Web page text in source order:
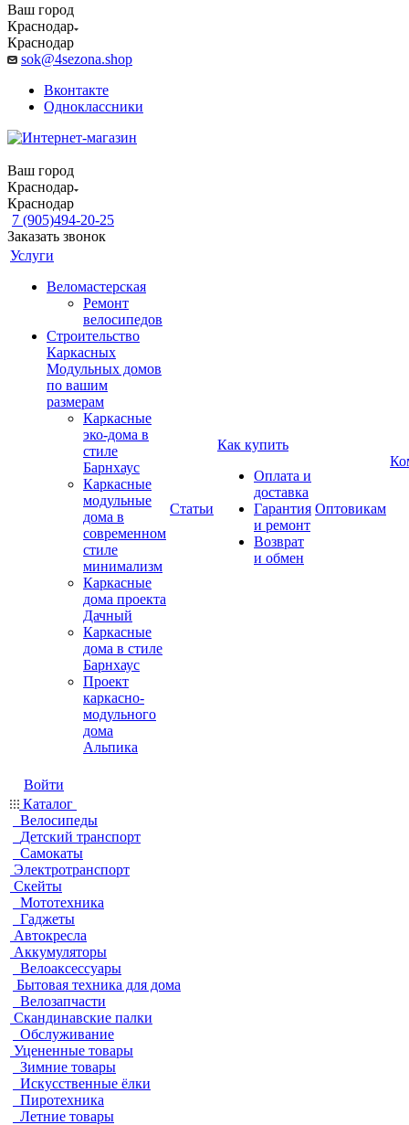
Ваш город
Краснодар
Краснодар
sok@4sezona.shop
Вконтакте
Одноклассники
Ваш город
Краснодар
Краснодар
7 (905)494-20-25
Заказать звонок
Услуги
Веломастерская
Ремонт
велосипедов
Строительство
Каркасных
Модульных домов
по вашим
размерам
Каркасные
эко-дома в
стиле
Барнхаус
Каркасные
модульные
дома в
современном
стиле
минимализм
Каркасные
дома проекта
Дачный
Каркасные
дома в стиле
Барнхаус
Проект
каркасно-
модульного
дома
Альпика
Статьи
Как купить
Оплата и
доставка
Гарантия
и ремонт
Возврат
и обмен
Оптовикам
Войти
Каталог
Велосипеды
Детский транспорт
Самокаты
Электротранспорт
Скейты
Мототехника
Гаджеты
Автокресла
Аккумуляторы
Велоаксессуары
Бытовая техника для дома
Велозапчасти
Скандинавские палки
Обслуживание
Уцененные товары
Зимние товары
Искусственные ёлки
Пиротехника
Летние товары